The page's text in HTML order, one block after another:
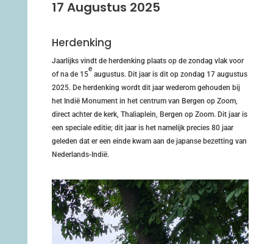
17 Augustus 2025
Herdenking
Jaarlijks vindt de herdenking plaats op de zondag vlak voor
of na de 15
e
augustus. Dit jaar is dit op zondag 17 augustus
2025. De herdenking wordt dit jaar wederom gehouden bij
het Indië Monument in het centrum van Bergen op Zoom,
direct achter de kerk, Thaliaplein, Bergen op Zoom. Dit jaar is
een speciale editie; dit jaar is het namelijk precies 80 jaar
geleden dat er een einde kwam aan de japanse bezetting van
Nederlands-Indië.